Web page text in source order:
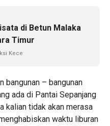
di Betun Malaka
Timur
Kece
bangunan – bangunan
ada di Pantai Sepanjang
kalian tidak akan merasa
waktu liburan